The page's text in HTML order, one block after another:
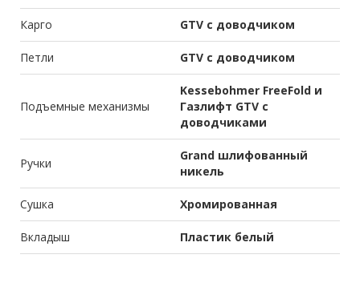
Карго GTV с доводчиком
Петли GTV с доводчиком
Подъемные механизмы
Kessebohmer FreeFold и
Газлифт GTV с
доводчиками
Ручки
Grand шлифованный
никель
Сушка Хромированная
Вкладыш Пластик белый